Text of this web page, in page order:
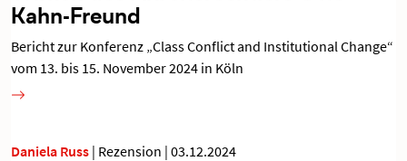
Kahn-Freund
Bericht zur Konferenz „Class Conflict and Institutional Change“
vom 13. bis 15. November 2024 in Köln
Daniela Russ | Rezension | 03.12.2024